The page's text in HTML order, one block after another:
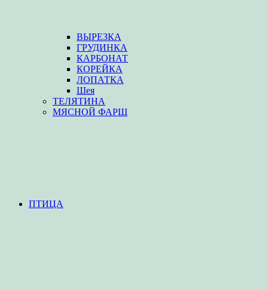
ВЫРЕЗКА
ГРУДИНКА
КАРБОНАТ
КОРЕЙКА
ЛОПАТКА
Шея
ТЕЛЯТИНА
МЯСНОЙ ФАРШ
ПТИЦА